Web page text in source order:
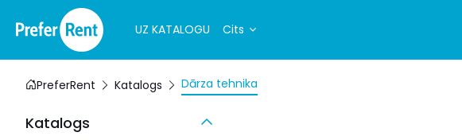
UZ KATALOGU Cits
PreferRent Katalogs Dārza tehnika
Katalogs